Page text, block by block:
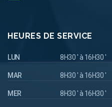
HEURES DE SERVICE
LUN 8H30 ' à 16H30 '
MAR 8H30 ' à 16H30 '
MER 8H30 ' à 16H30 '